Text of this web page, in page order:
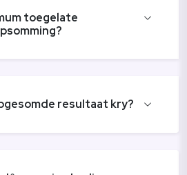
toegelate
resultaat kry?